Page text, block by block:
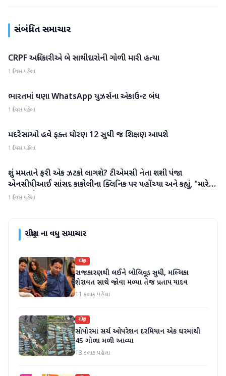
સંબંધિત સમાચાર
રાષ્ટ્રીય
CRPF અધિકારીએ બે સાથીદારોની ગોળી મારી હત્યા
1 દિવસ પહેલા
રાષ્ટ્રીય
ભારતમાં ઘણા WhatsApp યુઝર્સના એકાઉન્ટ બંધ
1 દિવસ પહેલા
રાષ્ટ્રીય
મદરેસાઓ હવે ફક્ત ધોરણ 12 સુધી જ શિક્ષણ આપશે
1 દિવસ પહેલા
રાષ્ટ્રીય
શું મમતાને ફરી એક ઝટકો લાગશે? ટીએમસી નેતા શશી પંજા
એનસીપીઆઈ સાંસદ કાકોલીના ક્લિનિક પર પહોંચ્યા અને કહ્યું, "મારે
જવું પડશે"
1 દિવસ પહેલા
રાષ્ટ્રીયના વધુ સમાચાર
રાષ્ટ્રીય
રાજકારણથી લઈને બોલિવૂડ સુધી, મલ્લિકા
શેરાવત સાથે જોવા મળ્યા તેજ પ્રતાપ યાદવ
11 કલાક પહેલા
રાષ્ટ્રીય
સોપોરમાં સર્ચ ઓપરેશન દરમિયાન એક ઘરમાંથી
45 ગોળા મળી આવ્યા
13 કલાક પહેલા